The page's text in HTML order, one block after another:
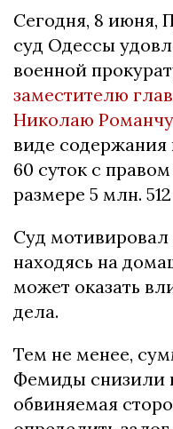
Сегодня, 8 июня,
суд Одессы
военной
заместителю
Николаю
виде
60 суток с
размере 5 млн.
Суд мотивировал
находясь на
может оказать
дела.
Тем не менее,
Фемиды снизили
обвиняемая